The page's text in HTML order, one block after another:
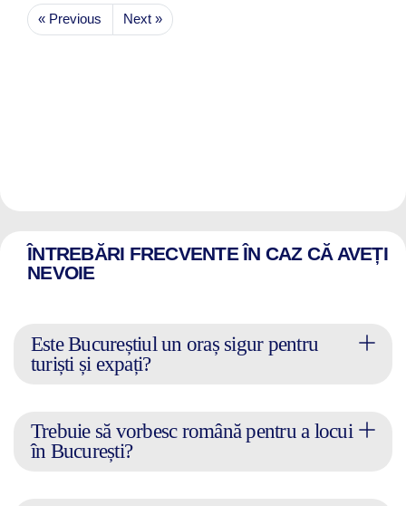
« Previous Next »
ÎNTREBĂRI FRECVENTE ÎN CAZ CĂ AVEȚI
NEVOIE
Este Bucureștiul un oraș sigur pentru
turiști și expați?
Trebuie să vorbesc română pentru a locui
în București?